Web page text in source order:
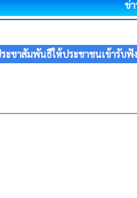
ข่
ะชาสัมพันธืให้ประชาชนเข้ารับ